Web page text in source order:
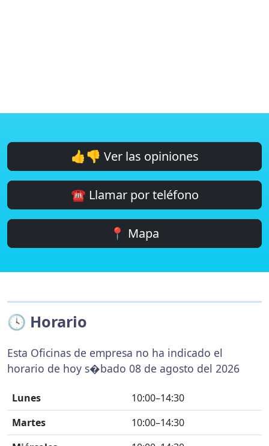
👍👎 Ver las opiniones
☎️ Llamar por teléfono
📍 Mapa
🕓 Horario
Esta Oficinas de empresa no ha indicado el
horario de hoy s�bado 08 de agosto del 2026
Lunes
10:00–14:30
Martes
10:00–14:30